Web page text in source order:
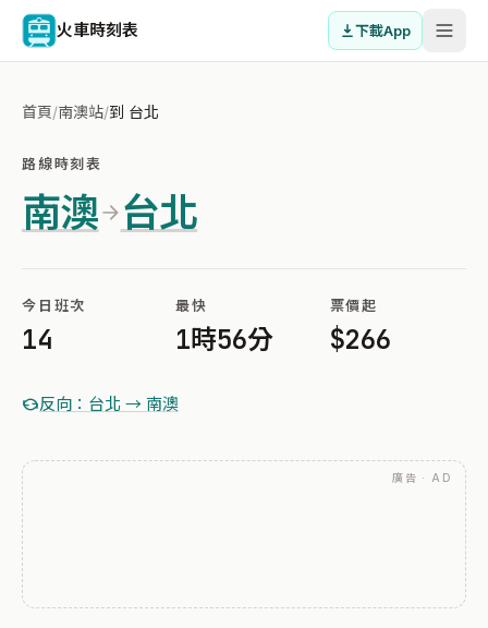
火車時刻表 下載App
首頁/南澳站/到 台北
路線時刻表
南澳 台北
今日班次
14
最快
1時56分
票價起
$266
反向：台北 → 南澳
廣告 · AD